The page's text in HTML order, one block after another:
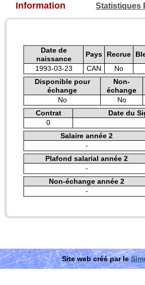
Information Statistiques
Date de
naissance
Pays Recrue
1993-03-23
CAN No
Disponible pour
échange
Non-
échange
No
No
Contrat
Date du
0
Salaire année 2
-
Plafond salarial année 2
-
Non-échange année 2
-
Site web créé par le